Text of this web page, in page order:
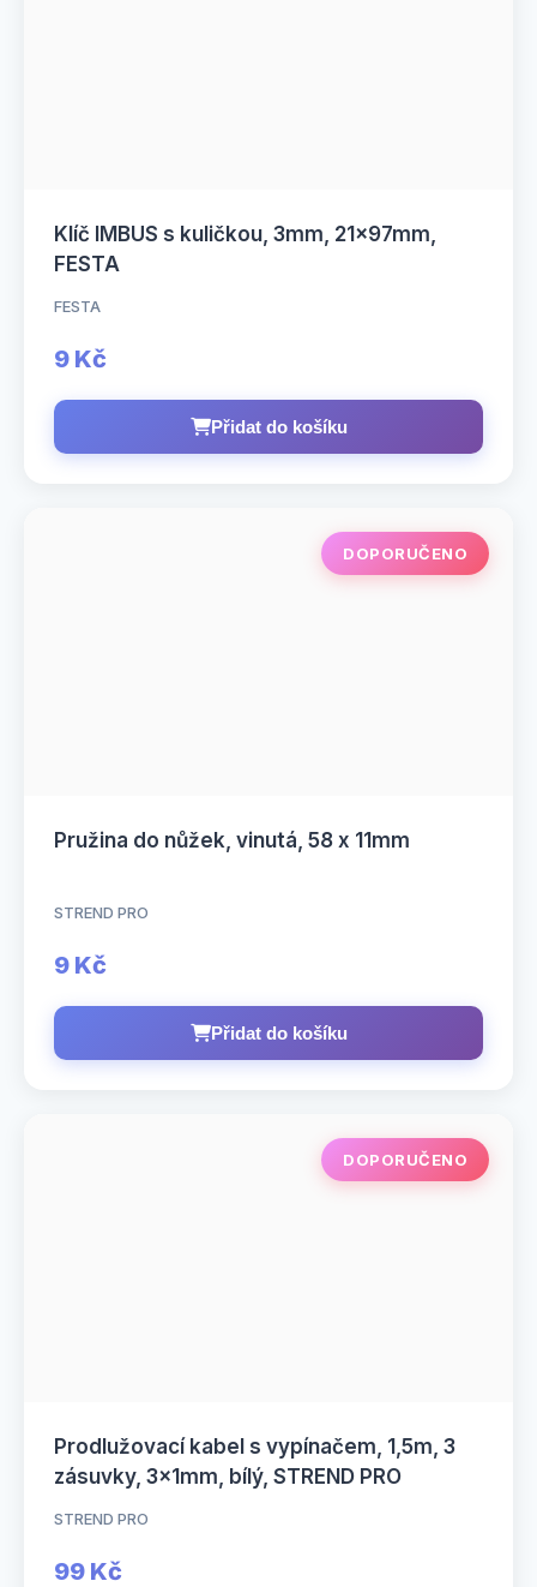
Klíč IMBUS s kuličkou, 3mm, 21x97mm,
FESTA
FESTA
9 Kč
Přidat do košíku
DOPORUČENO
Pružina do nůžek, vinutá, 58 x 11mm
STREND PRO
9 Kč
Přidat do košíku
DOPORUČENO
Prodlužovací kabel s vypínačem, 1,5m, 3
zásuvky, 3×1mm, bílý, STREND PRO
STREND PRO
99 Kč